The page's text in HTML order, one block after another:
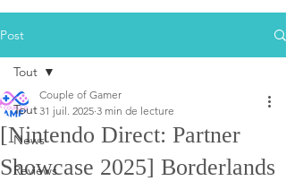
Post
Tout
News
Reviews
Tout
[Nintendo Direct: Partner
Showcase 2025] Borderlands
Couple of Gamer
31 juil. 2025 3 min de lecture